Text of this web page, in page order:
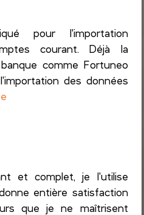
pour l'importation
courant. Déjà la
comme Fortuneo
des données
et complet, je l'utilise
entière satisfaction
que je ne maîtrisent